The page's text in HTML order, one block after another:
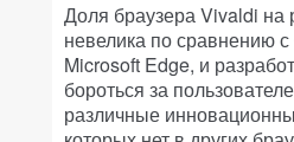
Доля браузера Vivaldi на
невелика по сравнению
Microsoft Edge, и
бороться за
различные